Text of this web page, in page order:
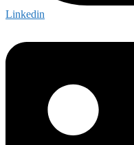
Linkedin